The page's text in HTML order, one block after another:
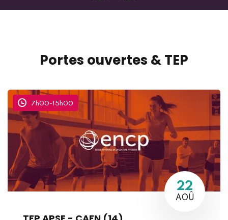
Portes ouvertes & TEP
7h00- 15h00
22
AOÛ